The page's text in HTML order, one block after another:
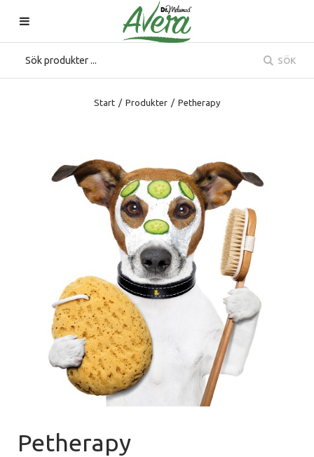
SÖK
Start / Produkter / Petherapy
Petherapy